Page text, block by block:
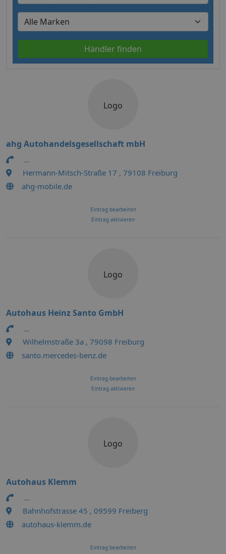
Händler finden
Logo
ahg Autohandelsgesellschaft mbH
...
Hermann-Mitsch-Straße 17 , 79108 Freiburg
ahg-mobile.de
Eintrag bearbeiten
Eintrag aktivieren
Logo
Autohaus Heinz Santo GmbH
...
Wilhelmstraße 3a , 79098 Freiburg
santo.mercedes-benz.de
Eintrag bearbeiten
Eintrag aktivieren
Logo
Autohaus Klemm
...
Bahnhofstrasse 45 , 09599 Freiberg
autohaus-klemm.de
Eintrag bearbeiten